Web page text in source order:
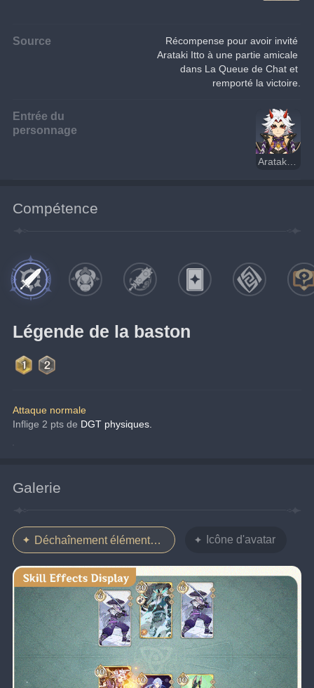
Source
Récompense pour avoir invité
Arataki Itto à une partie amicale
dans La Queue de Chat et
remporté la victoire.
Entrée du
personnage
Compétence
Légende de la baston
Attaque normale
Inflige 2 pts de DGT physiques.
Galerie
Déchaînement élémentaire Icône d'avatar